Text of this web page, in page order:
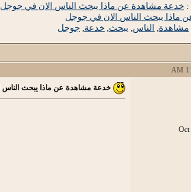
: خدعة مشاهدة عن ماذا يبحث الناس الان في جوجل
ماذا يبحث الناس الان في جوجل
مشاهدة, الناس, يبحث, خدعة, جوجل
خدعة مشاهدة عن ماذا يبحث الناس